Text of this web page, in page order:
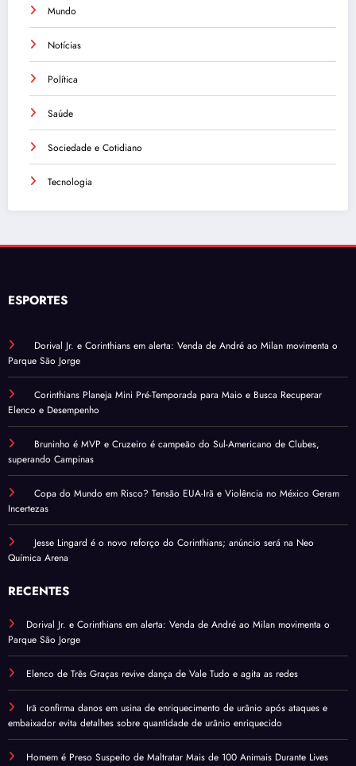
Mundo
Notícias
Política
Saúde
Sociedade e Cotidiano
Tecnologia
ESPORTES
Dorival Jr. e Corinthians em alerta: Venda de André ao Milan movimenta o
Parque São Jorge
Corinthians Planeja Mini Pré-Temporada para Maio e Busca Recuperar
Elenco e Desempenho
Bruninho é MVP e Cruzeiro é campeão do Sul-Americano de Clubes,
superando Campinas
Copa do Mundo em Risco? Tensão EUA-Irã e Violência no México Geram
Incertezas
Jesse Lingard é o novo reforço do Corinthians; anúncio será na Neo
Química Arena
RECENTES
Dorival Jr. e Corinthians em alerta: Venda de André ao Milan movimenta o
Parque São Jorge
Elenco de Três Graças revive dança de Vale Tudo e agita as redes
Irã confirma danos em usina de enriquecimento de urânio após ataques e
embaixador evita detalhes sobre quantidade de urânio enriquecido
Homem é Preso Suspeito de Maltratar Mais de 100 Animais Durante Lives